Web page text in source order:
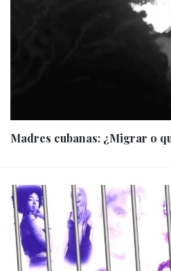
Madres cubanas: ¿Migrar o